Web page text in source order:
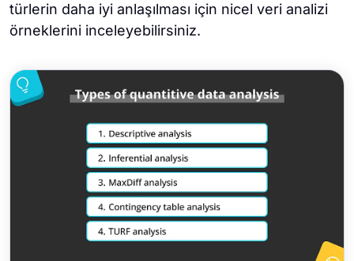
türlerin daha iyi anlaşılması için nicel veri analizi
örneklerini inceleyebilirsiniz.